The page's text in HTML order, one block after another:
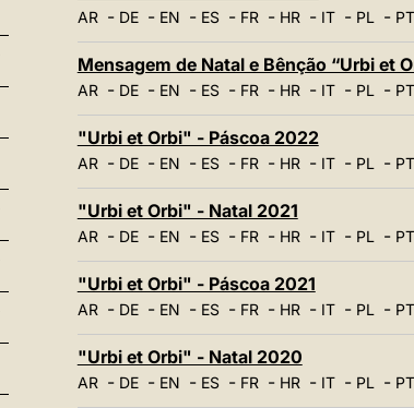
AR- DE- EN - ES- FR- HR- IT- PL- PT
Mensagem de Natal e Bênção “Urbi et
AR- DE- EN - ES- FR- HR- IT- PL- PT
"Urbi et Orbi" - Páscoa 2022
AR- DE- EN - ES- FR- HR- IT- PL- PT
"Urbi et Orbi" - Natal 2021
AR- DE- EN - ES- FR- HR- IT- PL- PT
"Urbi et Orbi" - Páscoa 2021
AR- DE- EN - ES- FR- HR- IT- PL- PT
"Urbi et Orbi" - Natal 2020
AR- DE- EN - ES- FR- HR- IT- PL- PT